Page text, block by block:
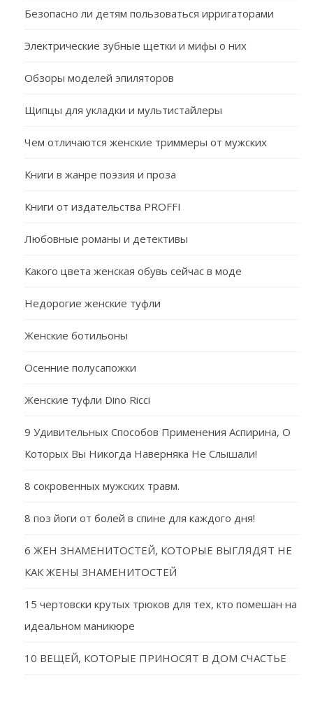
Безопасно ли детям пользоваться ирригаторами
Электрические зубные щетки и мифы о них
Обзоры моделей эпиляторов
Щипцы для укладки и мультистайлеры
Чем отличаются женские триммеры от мужских
Книги в жанре поэзия и проза
Книги от издательства PROFFI
Любовные романы и детективы
Какого цвета женская обувь сейчас в моде
Недорогие женские туфли
Женские ботильоны
Осенние полусапожки
Женские туфли Dino Ricci
9 Удивительных Способов Применения Аспирина, О
Которых Вы Никогда Наверняка Не Слышали!
8 сокровенных мужских травм.
8 поз йоги от болей в спине для каждого дня!
6 ЖЕН ЗНАМЕНИТОСТЕЙ, КОТОРЫЕ ВЫГЛЯДЯТ НЕ
КАК ЖЕНЫ ЗНАМЕНИТОСТЕЙ
15 чертовски крутых трюков для тех, кто помешан на
идеальном маникюре
10 ВЕЩЕЙ, КОТОРЫЕ ПРИНОСЯТ В ДОМ СЧАСТЬЕ